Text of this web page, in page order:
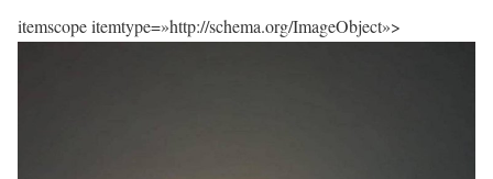
itemscope itemtype=»http://schema.org/ImageObject»>